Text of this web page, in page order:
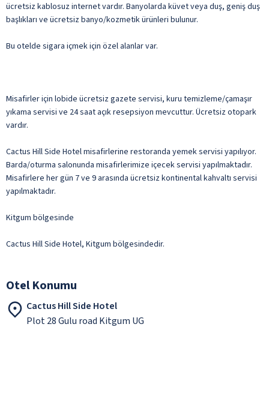
ücretsiz kablosuz internet vardır. Banyolarda küvet veya duş, geniş duş
başlıkları ve ücretsiz banyo/kozmetik ürünleri bulunur.
Bu otelde sigara içmek için özel alanlar var.
Misafirler için lobide ücretsiz gazete servisi, kuru temizleme/çamaşır
yıkama servisi ve 24 saat açık resepsiyon mevcuttur. Ücretsiz otopark
vardır.
Cactus Hill Side Hotel misafirlerine restoranda yemek servisi yapılıyor.
Barda/oturma salonunda misafirlerimize içecek servisi yapılmaktadır.
Misafirlere her gün 7 ve 9 arasında ücretsiz kontinental kahvaltı servisi
yapılmaktadır.
Kitgum bölgesinde
Cactus Hill Side Hotel, Kitgum bölgesindedir.
Otel Konumu
Cactus Hill Side Hotel
Plot 28 Gulu road Kitgum UG